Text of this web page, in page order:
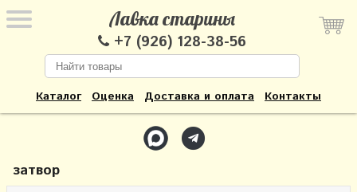
Лавка старины
+7 (926) 128-38-56
Каталог Оценка Доставка и оплата Контакты
затвор